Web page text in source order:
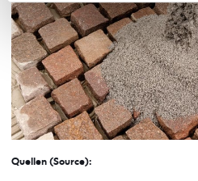
Quellen (Source):